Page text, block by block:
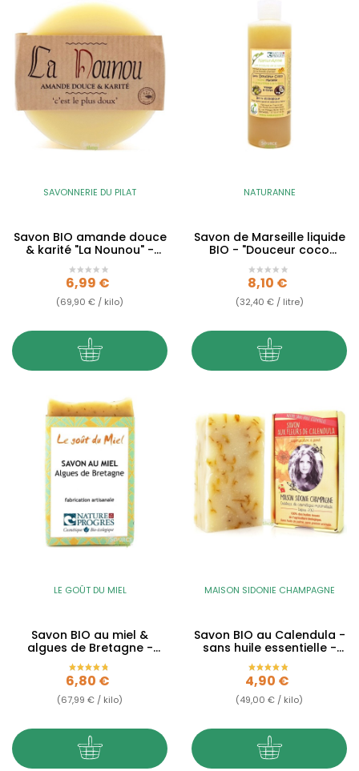
SAVONNERIE DU PILAT
Savon BIO amande douce
& karité "La Nounou" -
Prix
6,99 €
(69,90 € / kilo)
NATURANNE
Savon de Marseille liquide
BIO - "Douceur coco
Prix
8,10 €
(32,40 € / litre)
LE GOÛT DU MIEL
Savon BIO au miel &
algues de Bretagne -
sans huiles essentielles -...
Prix
6,80 €
(67,99 € / kilo)
MAISON SIDONIE CHAMPAGNE
Savon BIO au Calendula -
sans huile essentielle -
100g
Prix
4,90 €
(49,00 € / kilo)